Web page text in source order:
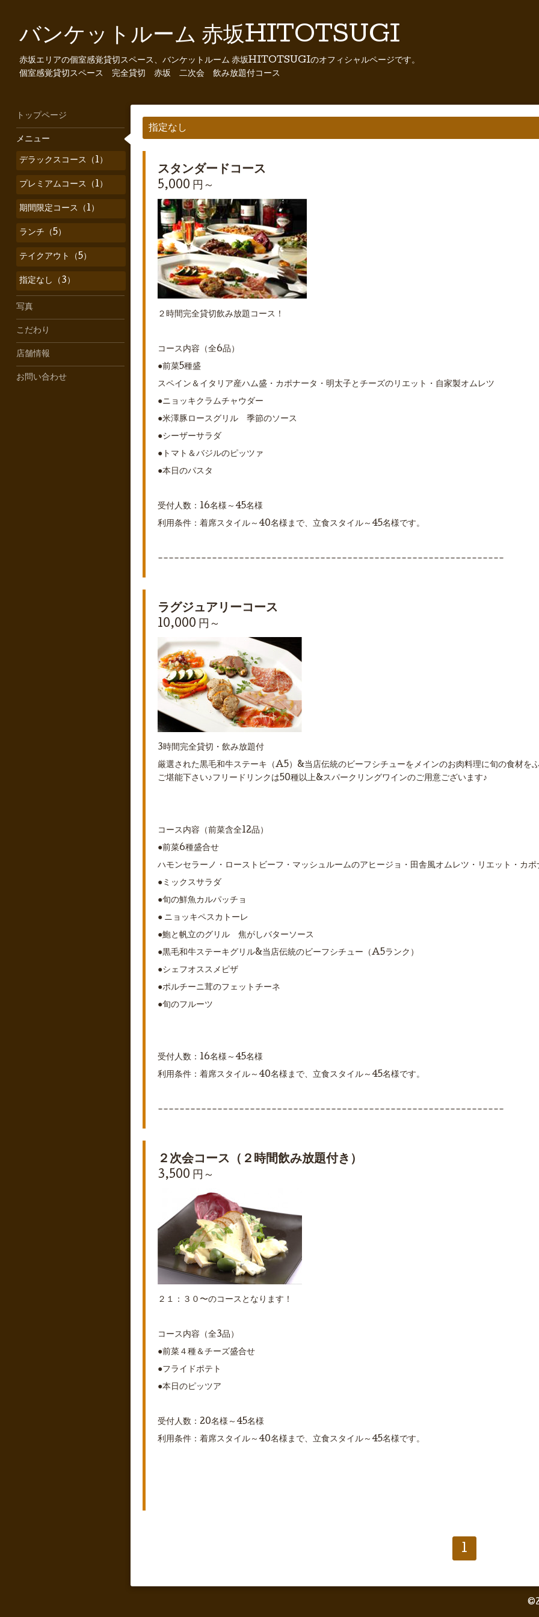
バンケットルーム 赤坂HITOTSUGI
赤坂エリアの個室感覚貸切スペース、バンケットルーム 赤坂HITOTSUGIのオフィシャルページです。
個室感覚貸切スペース 完全貸切 赤坂 二次会 飲み放題付コース
指定なし
スタンダードコース
5,000 円～
２時間完全貸切飲み放題コース！
コース内容（全6品）
●前菜5種盛
スペイン＆イタリア産ハム盛・カポナータ・明太子とチーズのリエット・自家製オムレツ
●ニョッキクラムチャウダー
●米澤豚ロースグリル 季節のソース
●シーザーサラダ
●トマト＆バジルのピッツァ
●本日のパスタ
受付人数：16名様～45名様
利用条件：着席スタイル～40名様まで、立食スタイル～45名様です。
----------------------------------------------------------------
ラグジュアリーコース
10,000 円～
3時間完全貸切・飲み放題付
厳選された黒毛和牛ステーキ（A5）&当店伝統のビーフシチューをメインのお肉料理に旬の食材を
ご堪能下さい♪フリードリンクは50種以上&スパークリングワインのご用意ございます♪
コース内容（前菜含全12品）
●前菜6種盛合せ
ハモンセラーノ・ローストビーフ・マッシュルームのアヒージョ・田舎風オムレツ・リエット・カポ
●ミックスサラダ
●旬の鮮魚カルパッチョ
● ニョッキペスカトーレ
●鮑と帆立のグリル 焦がしバターソース
●黒毛和牛ステーキグリル&当店伝統のビーフシチュー（A5ランク）
●シェフオススメピザ
●ポルチーニ茸のフェットチーネ
●旬のフルーツ
受付人数：16名様～45名様
利用条件：着席スタイル～40名様まで、立食スタイル～45名様です。
----------------------------------------------------------------
２次会コース（２時間飲み放題付き）
3,500 円～
２１：３０〜のコースとなります！
コース内容（全3品）
●前菜４種＆チーズ盛合せ
●フライドポテト
●本日のピッツア
受付人数：20名様～45名様
利用条件：着席スタイル～40名様まで、立食スタイル～45名様です。
1
トップページ
メニュー
デラックスコース（1）
プレミアムコース（1）
期間限定コース（1）
ランチ（5）
テイクアウト（5）
指定なし（3）
写真
こだわり
店舗情報
お問い合わせ